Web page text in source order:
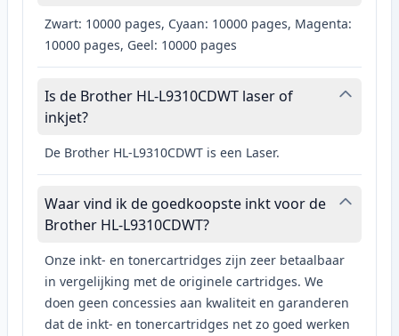
Zwart: 10000 pages, Cyaan: 10000 pages, Magenta:
10000 pages, Geel: 10000 pages
Is de Brother HL-L9310CDWT laser of
inkjet?
De Brother HL-L9310CDWT is een Laser.
Waar vind ik de goedkoopste inkt voor de
Brother HL-L9310CDWT?
Onze inkt- en tonercartridges zijn zeer betaalbaar
in vergelijking met de originele cartridges. We
doen geen concessies aan kwaliteit en garanderen
dat de inkt- en tonercartridges net zo goed werken